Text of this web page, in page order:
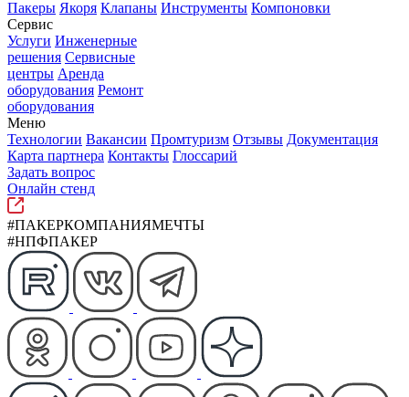
Пакеры Якоря Клапаны Инструменты Компоновки
Сервис
Услуги Инженерные
решения Сервисные
центры Аренда
оборудования Ремонт
оборудования
Меню
Технологии Вакансии Промтуризм Отзывы Документация
Карта партнера Контакты Глоссарий
Задать вопрос
Онлайн стенд
#ПАКЕРКОМПАНИЯМЕЧТЫ
#НПФПАКЕР